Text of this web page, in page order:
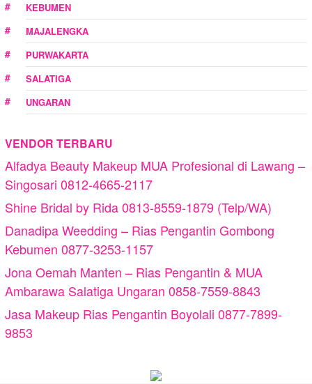
KEBUMEN
MAJALENGKA
PURWAKARTA
SALATIGA
UNGARAN
VENDOR TERBARU
Alfadya Beauty Makeup MUA Profesional di Lawang –
Singosari 0812-4665-2117
Shine Bridal by Rida 0813-8559-1879 (Telp/WA)
Danadipa Weedding – Rias Pengantin Gombong
Kebumen 0877-3253-1157
Jona Oemah Manten – Rias Pengantin & MUA
Ambarawa Salatiga Ungaran 0858-7559-8843
Jasa Makeup Rias Pengantin Boyolali 0877-7899-
9853